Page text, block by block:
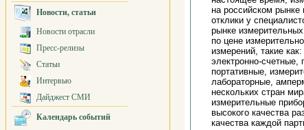
Новости, статьи
Новости отрасли
Пресс-релизы
Статьи
Интервью
Дайджест СМИ
Календарь событий
на российском рынке
отклики у
рынке
по цене
измерений, такие
электронно-счетные,
портативные,
лабораторные,
нескольких стран
измерительные
высокого качества
качества каждой